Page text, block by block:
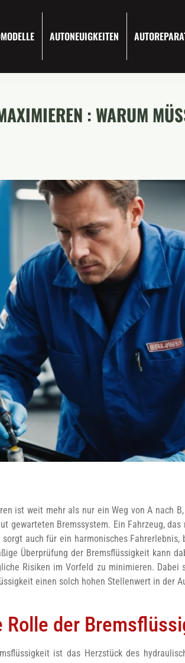
AUTONEUIGKEITEN
: WARUM
ist weit mehr als nur ein Weg von A nach
gewarteten Bremssystem. Ein Fahrzeug,
sorgt auch für ein harmonisches
Überprüfung der Bremsflüssigkeit kann
Risiken im Vorfeld zu minimieren.
einen solch hohen Stellenwert in der
Rolle der
ist das Herzstück des